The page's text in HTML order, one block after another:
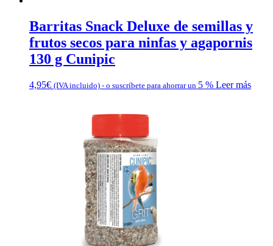
Barritas Snack Deluxe de semillas y
frutos secos para ninfas y agapornis
130 g Cunipic
4,95€ (IVA incluido) - o suscríbete para ahorrar un 5 % Leer más